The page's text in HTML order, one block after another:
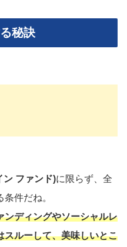
秘訣
ン ファンド)に限らず、全
件だね。
ンディングやソーシャルレ
スルーして、美味しいとこ